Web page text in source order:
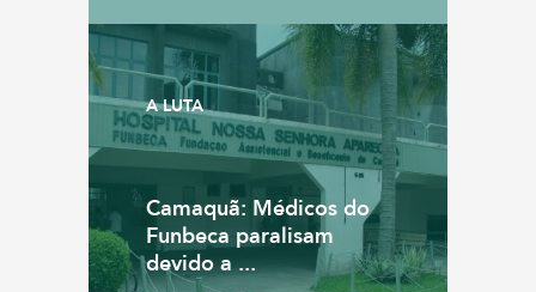
A LUTA
Camaquã: Médicos do
Funbeca paralisam
devido a ...